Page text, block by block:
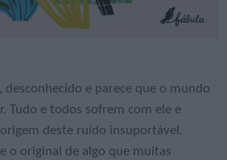
e parece que o mundo
Tudo e todos sofrem com ele e
deste ruído insuportável.
o original de algo que muitas